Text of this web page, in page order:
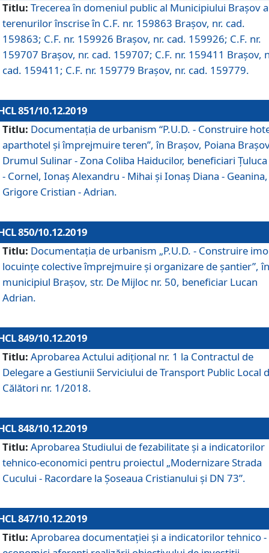
Titlu: Trecerea în domeniul public al Municipiului Braşov a
terenurilor înscrise în C.F. nr. 159863 Brașov, nr. cad.
159863; C.F. nr. 159926 Brașov, nr. cad. 159926; C.F. nr.
159707 Brașov, nr. cad. 159707; C.F. nr. 159411 Brașov,
cad. 159411; C.F. nr. 159779 Brașov, nr. cad. 159779.
851/10.12.2019
Titlu: Documentaţia de urbanism “P.U.D. - Construire
aparthotel şi împrejmuire teren”, în Braşov, Poiana
Drumul Sulinar - Zona Coliba Haiducilor, beneficiari
- Cornel, Ionaş Alexandru - Mihai şi Ionaş Diana - Geanina,
Grigore Cristian - Adrian.
850/10.12.2019
Titlu: Documentaţia de urbanism „P.U.D. - Construire
locuințe colective împrejmuire și organizare de șantier”, în
municipiul Braşov, str. De Mijloc nr. 50, beneficiar Lucan
Adrian.
849/10.12.2019
Titlu: Aprobarea Actului adiţional nr. 1 la Contractul de
Delegare a Gestiunii Serviciului de Transport Public Local
Călători nr. 1/2018.
848/10.12.2019
Titlu: Aprobarea Studiului de fezabilitate şi a indicatorilor
tehnico-economici pentru proiectul „Modernizare Strada
Cucului - Racordare la Șoseaua Cristianului și DN 73”.
847/10.12.2019
Titlu: Aprobarea documentației și a indicatorilor tehnico -